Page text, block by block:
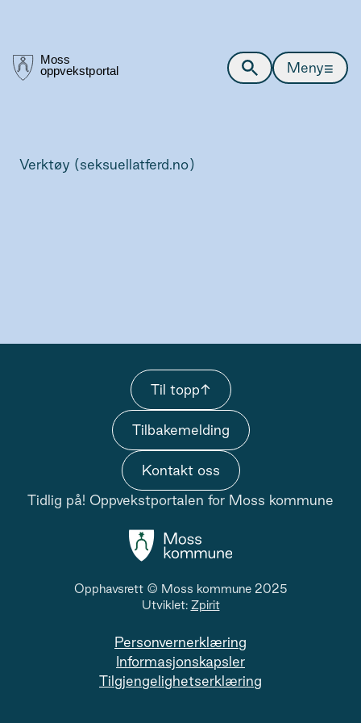
Meny≡
Verktøy (seksuellatferd.no)
Tidlig på! Oppvekstportalen for Moss kommune
Tilbakemelding
Kontakt oss
Til topp↑
Opphavsrett © Moss kommune 2025
Utviklet: Zpirit
Personvernerklæring
Informasjonskapsler
Tilgjengelighetserklæring